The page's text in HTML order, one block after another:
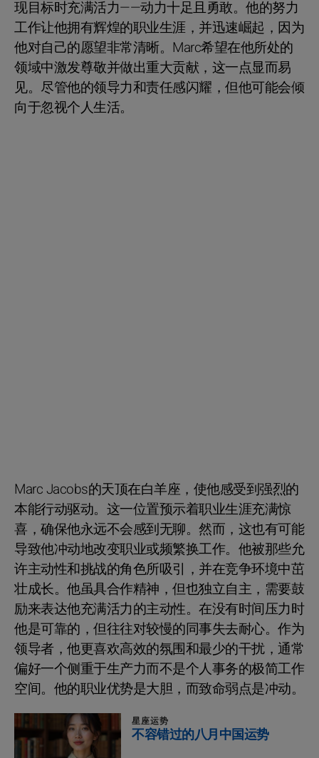
现目标时充满活力——动力十足且勇敢。他的努力
工作让他拥有辉煌的职业生涯，并迅速崛起，因为
他对自己的愿望非常清晰。Marc希望在他所处的
领域中激发尊敬并做出重大贡献，这一点显而易
见。尽管他的领导力和责任感闪耀，但他可能会倾
向于忽视个人生活。
Marc Jacobs的天顶在白羊座，使他感受到强烈的
本能行动驱动。这一位置预示着职业生涯充满惊
喜，确保他永远不会感到无聊。然而，这也有可能
导致他冲动地改变职业或频繁换工作。他被那些允
许主动性和挑战的角色所吸引，并在竞争环境中茁
壮成长。他虽具合作精神，但也独立自主，需要鼓
励来表达他充满活力的主动性。在没有时间压力时
他是可靠的，但往往对较慢的同事失去耐心。作为
领导者，他更喜欢高效的氛围和最少的干扰，通常
偏好一个侧重于生产力而不是个人事务的极简工作
空间。他的职业优势是大胆，而致命弱点是冲动。
星座运势
不容错过的八月中国运势